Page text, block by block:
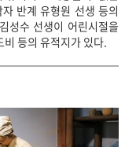
반계 유형원 선생 등의
성수 선생이 어린시절을
등의 유적지가 있다.